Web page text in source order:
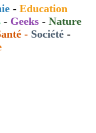
- Education
- Geeks- Nature
- Société-